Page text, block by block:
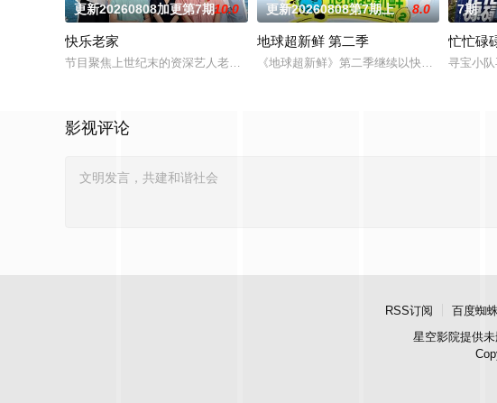
更新20260808加更第7期10.0
快乐老家
节目聚焦上世纪末的资深艺人老友团，以“旅居养老试验+跨世纪老友同行”为核心
更新20260808第7期上 8.0
地球超新鲜 第二季
《地球超新鲜》第二季继续以快乐解压为核
7期
忙忙碌
寻宝小队
影视评论
RSS订阅 百度蜘蛛
星空影院提供